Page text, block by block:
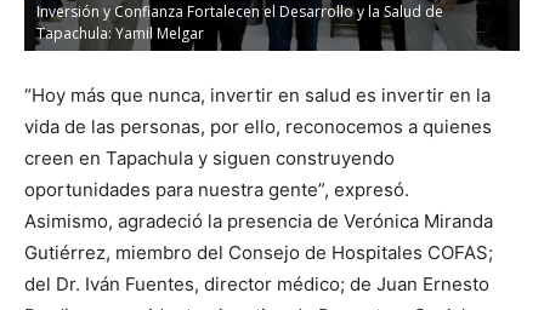
Inversión y Confianza Fortalecen el Desarrollo y la Salud de
Tapachula: Yamil Melgar
“Hoy más que nunca, invertir en salud es invertir en la
vida de las personas, por ello, reconocemos a quienes
creen en Tapachula y siguen construyendo
oportunidades para nuestra gente”, expresó.
Asimismo, agradeció la presencia de Verónica Miranda
Gutiérrez, miembro del Consejo de Hospitales COFAS;
del Dr. Iván Fuentes, director médico; de Juan Ernesto